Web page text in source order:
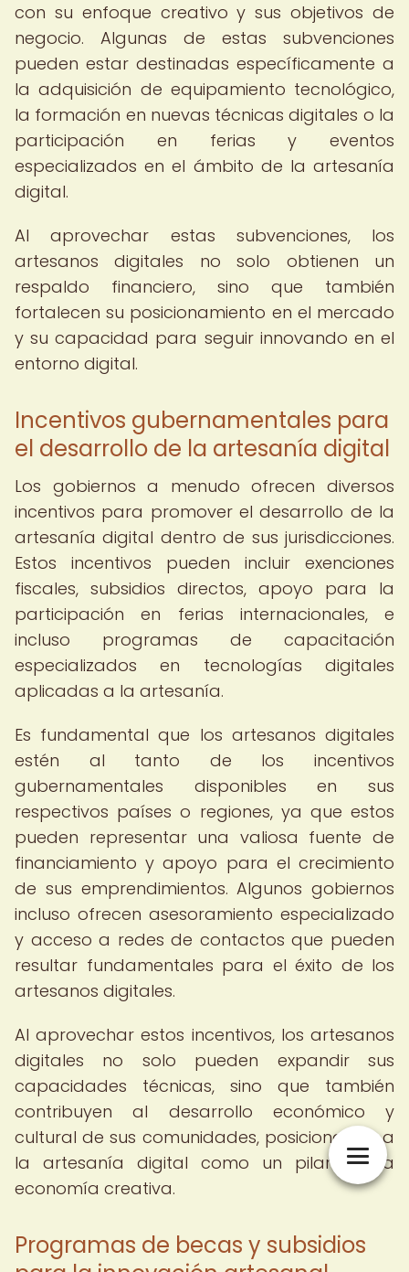
con su enfoque creativo y sus objetivos de
negocio. Algunas de estas subvenciones
pueden estar destinadas específicamente a
la adquisición de equipamiento tecnológico,
la formación en nuevas técnicas digitales o la
participación en ferias y eventos
especializados en el ámbito de la artesanía
digital.
Al aprovechar estas subvenciones, los
artesanos digitales no solo obtienen un
respaldo financiero, sino que también
fortalecen su posicionamiento en el mercado
y su capacidad para seguir innovando en el
entorno digital.
Incentivos gubernamentales para
el desarrollo de la artesanía digital
Los gobiernos a menudo ofrecen diversos
incentivos para promover el desarrollo de la
artesanía digital dentro de sus jurisdicciones.
Estos incentivos pueden incluir exenciones
fiscales, subsidios directos, apoyo para la
participación en ferias internacionales, e
incluso programas de capacitación
especializados en tecnologías digitales
aplicadas a la artesanía.
Es fundamental que los artesanos digitales
estén al tanto de los incentivos
gubernamentales disponibles en sus
respectivos países o regiones, ya que estos
pueden representar una valiosa fuente de
financiamiento y apoyo para el crecimiento
de sus emprendimientos. Algunos gobiernos
incluso ofrecen asesoramiento especializado
y acceso a redes de contactos que pueden
resultar fundamentales para el éxito de los
artesanos digitales.
Al aprovechar estos incentivos, los artesanos
digitales no solo pueden expandir sus
capacidades técnicas, sino que también
contribuyen al desarrollo económico y
cultural de sus comunidades, posicionando a
la artesanía digital como un pilar de la
economía creativa.
Programas de becas y subsidios